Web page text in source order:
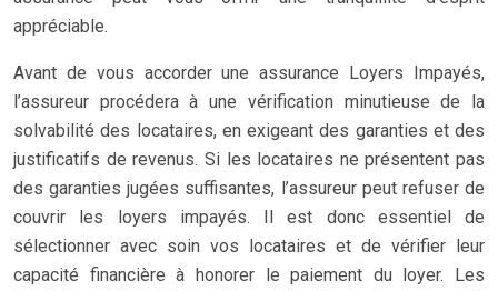
appréciable.
Avant de vous accorder une assurance Loyers Impayés,
l’assureur procédera à une vérification minutieuse de la
solvabilité des locataires, en exigeant des garanties et des
justificatifs de revenus. Si les locataires ne présentent pas
des garanties jugées suffisantes, l’assureur peut refuser de
couvrir les loyers impayés. Il est donc essentiel de
sélectionner avec soin vos locataires et de vérifier leur
capacité financière à honorer le paiement du loyer. Les